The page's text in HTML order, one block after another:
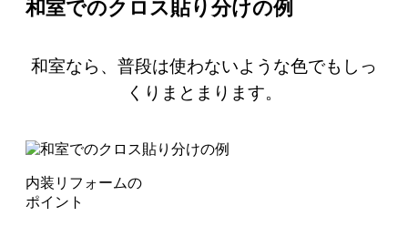
和室でのクロス貼り分けの例
和室なら、普段は使わないような色でもしっ
くりまとまります。
内装リフォームの
ポイント